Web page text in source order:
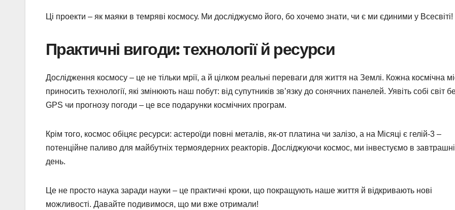
Ці проекти – як маяки в темряві космосу. Ми досліджуємо його, бо хочемо знати, чи є ми єдиними у Всесвіті!
Практичні вигоди: технології й ресурси
Дослідження космосу – це не тільки мрії, а й цілком реальні переваги для життя на Землі. Кожна космічна
приносить технології, які змінюють наш побут: від супутників зв’язку до сонячних панелей. Уявіть собі світ
GPS чи прогнозу погоди – це все подарунки космічних програм.
Крім того, космос обіцяє ресурси: астероїди повні металів, як-от платина чи залізо, а на Місяці є гелій-3 –
потенційне паливо для майбутніх термоядерних реакторів. Досліджуючи космос, ми інвестуємо в
день.
Це не просто наука заради науки – це практичні кроки, що покращують наше життя й відкривають нові
можливості. Давайте подивимося, що ми вже отримали!